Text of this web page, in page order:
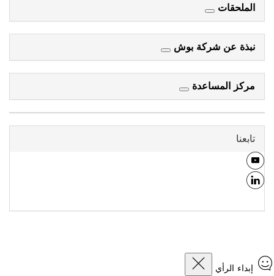
الملحقات
نبذة عن شركة بوش
مركز المساعدة
تابعنا
إبداء الرأي